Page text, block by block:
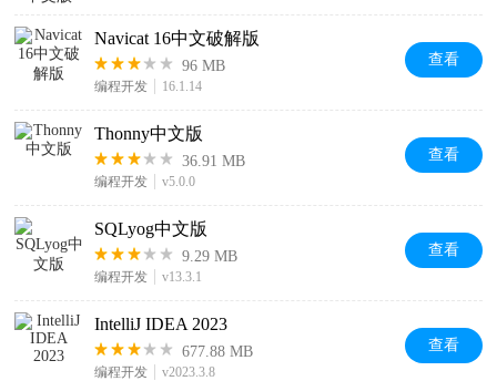
Navicat 16中文破解版
96 MB
编程开发 16.1.14
查看
Thonny中文版
36.91 MB
编程开发 v5.0.0
查看
SQLyog中文版
9.29 MB
编程开发 v13.3.1
查看
IntelliJ IDEA 2023
677.88 MB
编程开发 v2023.3.8
查看